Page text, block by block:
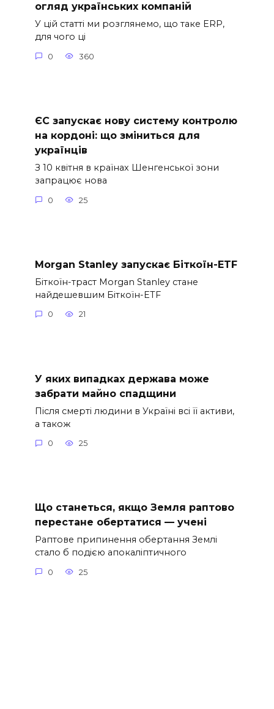
огляд українських компаній
У цій статті ми розглянемо, що таке ERP,
для чого ці
0 360
ЄС запускає нову систему контролю
на кордоні: що зміниться для
українців
З 10 квітня в країнах Шенгенської зони
запрацює нова
0 25
Morgan Stanley запускає Біткоїн-ETF
Біткоїн-траст Morgan Stanley стане
найдешевшим Біткоїн-ETF
0 21
У яких випадках держава може
забрати майно спадщини
Після смерті людини в Україні всі її активи,
а також
0 25
Що станеться, якщо Земля раптово
перестане обертатися — учені
Раптове припинення обертання Землі
стало б подією апокаліптичного
0 25